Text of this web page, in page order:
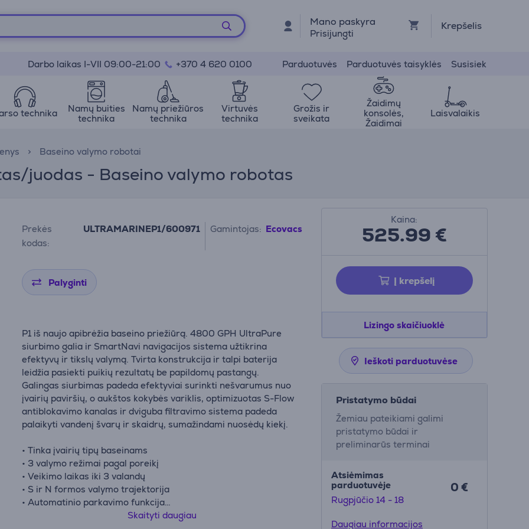
Mano paskyra
Prisijungti
Krepšelis
Darbo laikas I-VII 09:00-21:00 +370 4 620 0100 Parduotuvės Parduotuvės taisyklės Susisiek
technika
Namų buities
technika
Namų priežiūros
technika
Virtuvės
technika
Grožis ir
sveikata
Žaidimų
konsolės,
Žaidimai
Laisvalaikis
Baseino valymo robotai
juodas - Baseino valymo robotas
Prekės
kodas:
ULTRAMARINEP1/600971 Gamintojas: Ecovacs
Palyginti
P1 iš naujo apibrėžia baseino priežiūrą. 4800 GPH UltraPure
siurbimo galia ir SmartNavi navigacijos sistema užtikrina
efektyvų ir tikslų valymą. Tvirta konstrukcija ir talpi baterija
leidžia pasiekti puikių rezultatų be papildomų pastangų.
Galingas siurbimas padeda efektyviai surinkti nešvarumus nuo
įvairių paviršių, o aukštos kokybės variklis, optimizuotas S-Flow
antiblokavimo kanalas ir dviguba filtravimo sistema padeda
palaikyti vandenį švarų ir skaidrų, sumažindami nuosėdų kiekį.
• Tinka įvairių tipų baseinams
• 3 valymo režimai pagal poreikį
• Veikimo laikas iki 3 valandų
• S ir N formos valymo trajektorija
• Automatinio parkavimo funkcija
• Pagalbiniai ratukai padeda įveikti iki 5 cm kliūtis
Skaityti daugiau
Kaina:
525.99€
Į krepšelį
Lizingo skaičiuoklė
Ieškoti parduotuvėse
Pristatymo būdai
Žemiau pateikiami galimi
pristatymo būdai ir
preliminarūs terminai
Atsiėmimas
parduotuvėje
Rugpjūčio 14 - 18
0 €
Daugiau informacijos